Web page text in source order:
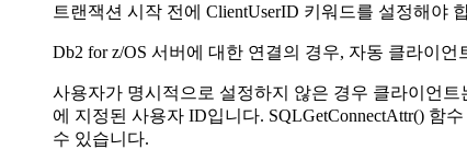
트랜잭션 시작 전에 ClientUserID 키워드를 설정해야
Db2 for z/OS 서버에 대한 연결의 경우, 자동 클라이언
사용자가 명시적으로 설정하지 않은 경우 클라이언
에 지정된 사용자 ID입니다. SQLGetConnectAttr() 함수
수 있습니다.